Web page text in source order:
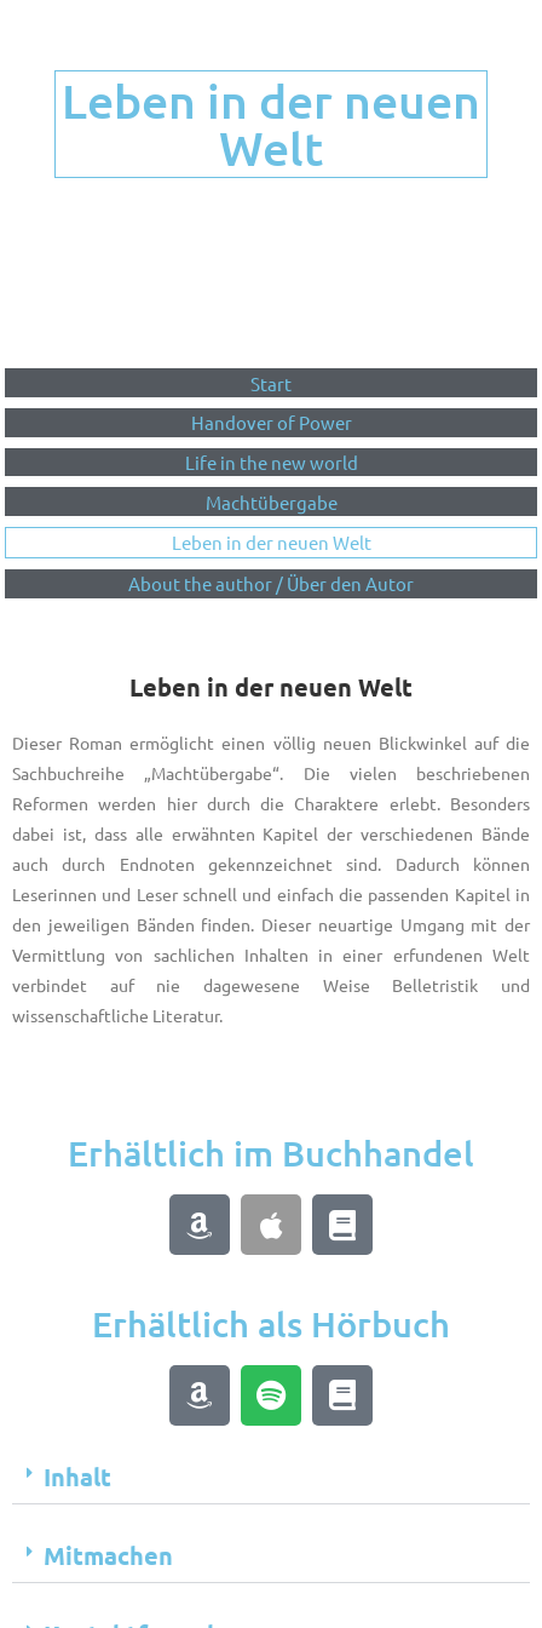
Leben in der neuen
Welt
Start
Handover of Power
Life in the new world
Machtübergabe
Leben in der neuen Welt
About the author / Über den Autor
Leben in der neuen Welt
Dieser Roman ermöglicht einen völlig neuen Blickwinkel auf die
Sachbuchreihe „Machtübergabe“. Die vielen beschriebenen
Reformen werden hier durch die Charaktere erlebt. Besonders
dabei ist, dass alle erwähnten Kapitel der verschiedenen Bände
auch durch Endnoten gekennzeichnet sind. Dadurch können
Leserinnen und Leser schnell und einfach die passenden Kapitel in
den jeweiligen Bänden finden. Dieser neuartige Umgang mit der
Vermittlung von sachlichen Inhalten in einer erfundenen Welt
verbindet auf nie dagewesene Weise Belletristik und
wissenschaftliche Literatur.
Erhältlich im Buchhandel
Erhältlich als Hörbuch
Inhalt
Mitmachen